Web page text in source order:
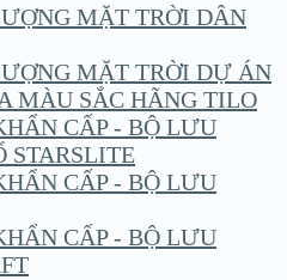
MẶT TRỜI DÂN
MẶT TRỜI DỰ ÁN
MÀU SẮC HÃNG TILO
CẤP - BỘ LƯU
STARSLITE
CẤP - BỘ LƯU
CẤP - BỘ LƯU